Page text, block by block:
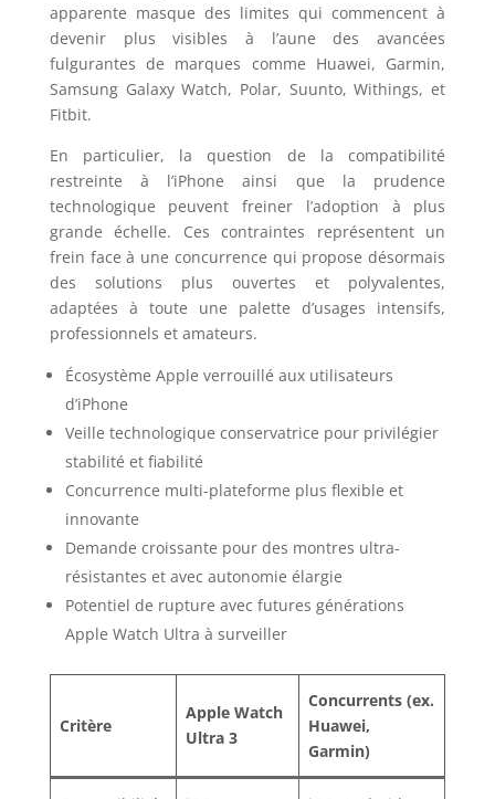
apparente masque des limites qui commencent à
devenir plus visibles à l’aune des avancées
fulgurantes de marques comme Huawei, Garmin,
Samsung Galaxy Watch, Polar, Suunto, Withings, et
Fitbit.
En particulier, la question de la compatibilité
restreinte à l’iPhone ainsi que la prudence
technologique peuvent freiner l’adoption à plus
grande échelle. Ces contraintes représentent un
frein face à une concurrence qui propose désormais
des solutions plus ouvertes et polyvalentes,
adaptées à toute une palette d’usages intensifs,
professionnels et amateurs.
Écosystème Apple verrouillé aux utilisateurs
d’iPhone
Veille technologique conservatrice pour privilégier
stabilité et fiabilité
Concurrence multi-plateforme plus flexible et
innovante
Demande croissante pour des montres ultra-
résistantes et avec autonomie élargie
Potentiel de rupture avec futures générations
Apple Watch Ultra à surveiller
Critère
Apple Watch
Ultra 3
Concurrents (ex.
Huawei,
Garmin)